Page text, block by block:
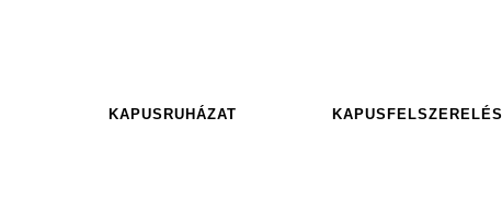
KAPUSRUHÁZAT KAPUSFELSZERELÉS